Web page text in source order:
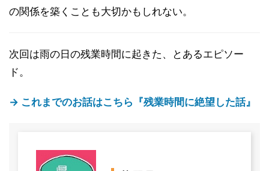
の関係を築くことも大切かもしれない。
次回は雨の日の残業時間に起きた、とあるエピソー
ド。
→ これまでのお話はこちら『残業時間に絶望した話』